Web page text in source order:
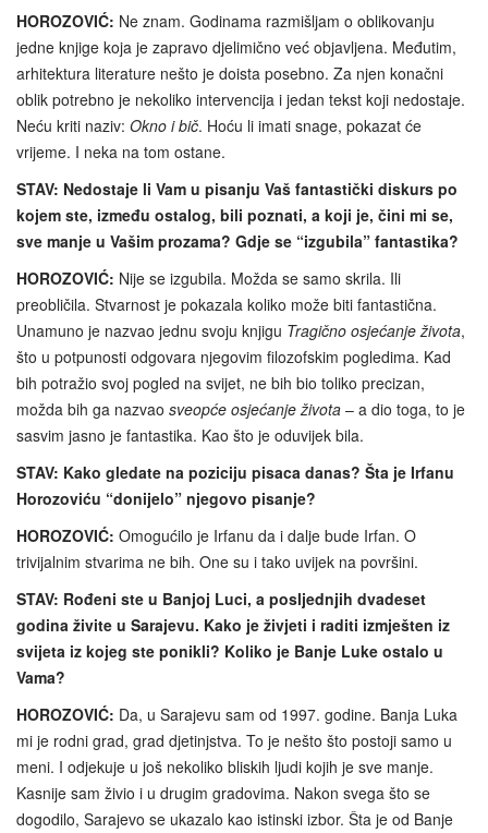
HOROZOVIĆ: Ne znam. Godinama razmišljam o oblikovanju
jedne knjige koja je zapravo djelimično već objavljena. Međutim,
arhitektura literature nešto je doista posebno. Za njen konačni
oblik potrebno je nekoliko intervencija i jedan tekst koji nedostaje.
Neću kriti naziv: Okno i bič. Hoću li imati snage, pokazat će
vrijeme. I neka na tom ostane.
STAV: Nedostaje li Vam u pisanju Vaš fantastički diskurs po
kojem ste, između ostalog, bili poznati, a koji je, čini mi se,
sve manje u Vašim prozama? Gdje se “izgubila” fantastika?
HOROZOVIĆ: Nije se izgubila. Možda se samo skrila. Ili
preobličila. Stvarnost je pokazala koliko može biti fantastična.
Unamuno je nazvao jednu svoju knjigu Tragično osjećanje života,
što u potpunosti odgovara njegovim filozofskim pogledima. Kad
bih potražio svoj pogled na svijet, ne bih bio toliko precizan,
možda bih ga nazvao sveopće osjećanje života – a dio toga, to je
sasvim jasno je fantastika. Kao što je oduvijek bila.
STAV: Kako gledate na poziciju pisaca danas? Šta je Irfanu
Horozoviću “donijelo” njegovo pisanje?
HOROZOVIĆ: Omogućilo je Irfanu da i dalje bude Irfan. O
trivijalnim stvarima ne bih. One su i tako uvijek na površini.
STAV: Rođeni ste u Banjoj Luci, a posljednjih dvadeset
godina živite u Sarajevu. Kako je živjeti i raditi izmješten iz
svijeta iz kojeg ste ponikli? Koliko je Banje Luke ostalo u
Vama?
HOROZOVIĆ: Da, u Sarajevu sam od 1997. godine. Banja Luka
mi je rodni grad, grad djetinjstva. To je nešto što postoji samo u
meni. I odjekuje u još nekoliko bliskih ljudi kojih je sve manje.
Kasnije sam živio i u drugim gradovima. Nakon svega što se
dogodilo, Sarajevo se ukazalo kao istinski izbor. Šta je od Banje